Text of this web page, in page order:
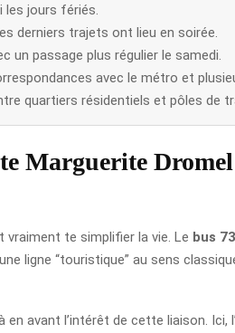
les jours fériés.
derniers trajets ont lieu en soirée.
un passage plus régulier le samedi.
avec le métro et
quartiers résidentiels et pôles de
Marguerite
te simplifier la vie. Le bus 73
une ligne “touristique” au sens
avant l’intérêt de cette liaison.